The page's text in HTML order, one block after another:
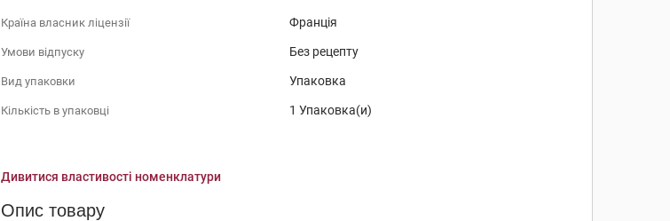
Країна власник ліцензії Франція
Умови відпуску Без рецепту
Вид упаковки Упаковка
Кількість в упаковці 1 Упаковка(и)
Дивитися властивості номенклатури
Опис товару